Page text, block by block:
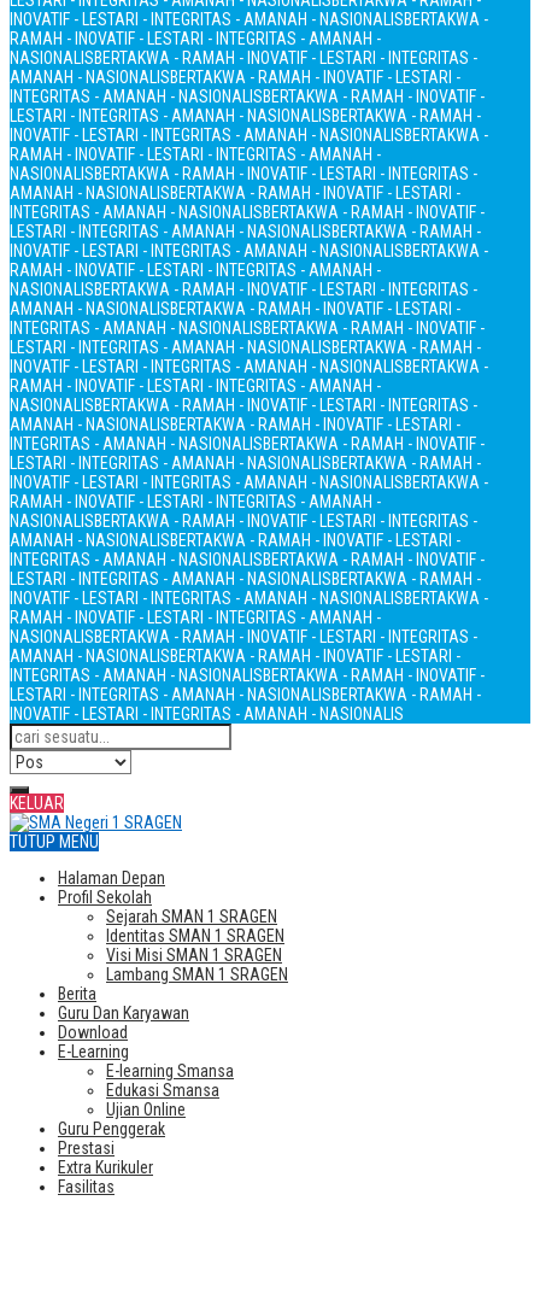
INOVATIF - LESTARI - INTEGRITAS - AMANAH - NASIONALISBERTAKWA -
RAMAH - INOVATIF - LESTARI - INTEGRITAS - AMANAH -
NASIONALISBERTAKWA - RAMAH - INOVATIF - LESTARI - INTEGRITAS -
AMANAH - NASIONALISBERTAKWA - RAMAH - INOVATIF - LESTARI -
INTEGRITAS - AMANAH - NASIONALISBERTAKWA - RAMAH - INOVATIF -
LESTARI - INTEGRITAS - AMANAH - NASIONALISBERTAKWA - RAMAH -
INOVATIF - LESTARI - INTEGRITAS - AMANAH - NASIONALISBERTAKWA -
RAMAH - INOVATIF - LESTARI - INTEGRITAS - AMANAH -
NASIONALISBERTAKWA - RAMAH - INOVATIF - LESTARI - INTEGRITAS -
AMANAH - NASIONALISBERTAKWA - RAMAH - INOVATIF - LESTARI -
INTEGRITAS - AMANAH - NASIONALISBERTAKWA - RAMAH - INOVATIF -
LESTARI - INTEGRITAS - AMANAH - NASIONALISBERTAKWA - RAMAH -
INOVATIF - LESTARI - INTEGRITAS - AMANAH - NASIONALISBERTAKWA -
RAMAH - INOVATIF - LESTARI - INTEGRITAS - AMANAH -
NASIONALISBERTAKWA - RAMAH - INOVATIF - LESTARI - INTEGRITAS -
AMANAH - NASIONALISBERTAKWA - RAMAH - INOVATIF - LESTARI -
INTEGRITAS - AMANAH - NASIONALISBERTAKWA - RAMAH - INOVATIF -
LESTARI - INTEGRITAS - AMANAH - NASIONALISBERTAKWA - RAMAH -
INOVATIF - LESTARI - INTEGRITAS - AMANAH - NASIONALISBERTAKWA -
RAMAH - INOVATIF - LESTARI - INTEGRITAS - AMANAH -
NASIONALISBERTAKWA - RAMAH - INOVATIF - LESTARI - INTEGRITAS -
AMANAH - NASIONALISBERTAKWA - RAMAH - INOVATIF - LESTARI -
INTEGRITAS - AMANAH - NASIONALISBERTAKWA - RAMAH - INOVATIF -
LESTARI - INTEGRITAS - AMANAH - NASIONALISBERTAKWA - RAMAH -
INOVATIF - LESTARI - INTEGRITAS - AMANAH - NASIONALISBERTAKWA -
RAMAH - INOVATIF - LESTARI - INTEGRITAS - AMANAH -
NASIONALISBERTAKWA - RAMAH - INOVATIF - LESTARI - INTEGRITAS -
AMANAH - NASIONALISBERTAKWA - RAMAH - INOVATIF - LESTARI -
INTEGRITAS - AMANAH - NASIONALISBERTAKWA - RAMAH - INOVATIF -
LESTARI - INTEGRITAS - AMANAH - NASIONALISBERTAKWA - RAMAH -
INOVATIF - LESTARI - INTEGRITAS - AMANAH - NASIONALISBERTAKWA -
RAMAH - INOVATIF - LESTARI - INTEGRITAS - AMANAH -
NASIONALISBERTAKWA - RAMAH - INOVATIF - LESTARI - INTEGRITAS -
AMANAH - NASIONALISBERTAKWA - RAMAH - INOVATIF - LESTARI -
INTEGRITAS - AMANAH - NASIONALISBERTAKWA - RAMAH - INOVATIF -
LESTARI - INTEGRITAS - AMANAH - NASIONALISBERTAKWA - RAMAH -
INOVATIF - LESTARI - INTEGRITAS - AMANAH - NASIONALIS
KELUAR
TUTUP MENU
Halaman Depan
Profil Sekolah
Sejarah SMAN 1 SRAGEN
Identitas SMAN 1 SRAGEN
Visi Misi SMAN 1 SRAGEN
Lambang SMAN 1 SRAGEN
Berita
Guru Dan Karyawan
Download
E-Learning
E-learning Smansa
Edukasi Smansa
Ujian Online
Guru Penggerak
Prestasi
Extra Kurikuler
Fasilitas